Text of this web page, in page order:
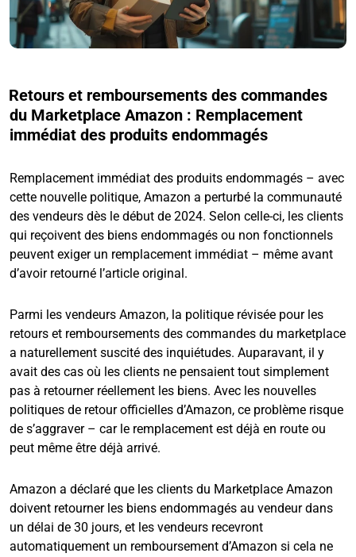
Retours et remboursements des commandes
du Marketplace Amazon : Remplacement
immédiat des produits endommagés
Remplacement immédiat des produits endommagés – avec
cette nouvelle politique, Amazon a perturbé la communauté
des vendeurs dès le début de 2024. Selon celle-ci, les clients
qui reçoivent des biens endommagés ou non fonctionnels
peuvent exiger un remplacement immédiat – même avant
d’avoir retourné l’article original.
Parmi les vendeurs Amazon, la politique révisée pour les
retours et remboursements des commandes du marketplace
a naturellement suscité des inquiétudes. Auparavant, il y
avait des cas où les clients ne pensaient tout simplement
pas à retourner réellement les biens. Avec les nouvelles
politiques de retour officielles d’Amazon, ce problème risque
de s’aggraver – car le remplacement est déjà en route ou
peut même être déjà arrivé.
Amazon a déclaré que les clients du Marketplace Amazon
doivent retourner les biens endommagés au vendeur dans
un délai de 30 jours, et les vendeurs recevront
automatiquement un remboursement d’Amazon si cela ne